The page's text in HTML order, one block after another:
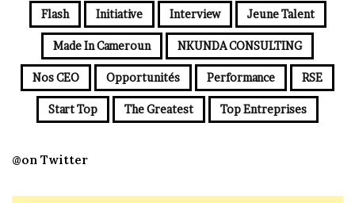
Flash Initiative Interview Jeune Talent
Made In Cameroun NKUNDA CONSULTING
Nos CEO Opportunités Performance RSE
Start Top The Greatest Top Entreprises
@on Twitter